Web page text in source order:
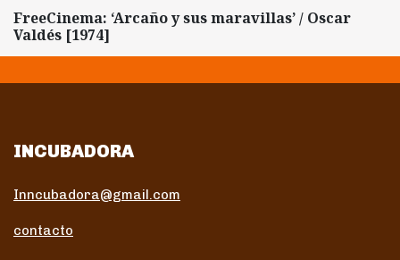
FreeCinema: ‘Arcaño y sus maravillas’ / Oscar
Valdés [1974]
INCUBADORA
Inncubadora@gmail.com
contacto